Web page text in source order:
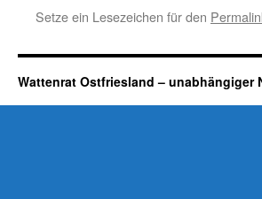
Setze ein Lesezeichen für den
Wattenrat Ostfriesland –